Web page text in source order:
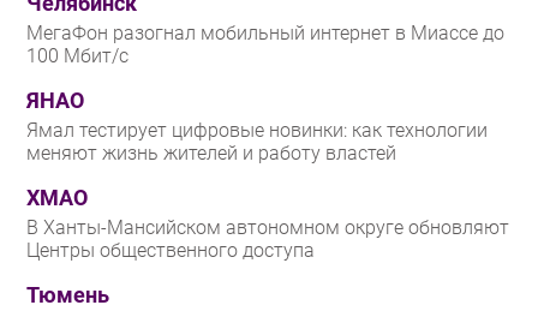
МегаФон разогнал мобильный интернет в Миассе до
100 Мбит/с
ЯНАО
Ямал тестирует цифровые новинки: как технологии
меняют жизнь жителей и работу властей
ХМАО
В Ханты-Мансийском автономном округе обновляют
Центры общественного доступа
Тюмень